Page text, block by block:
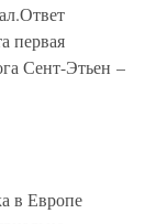
первая
Сент-Этьен –
в Европе